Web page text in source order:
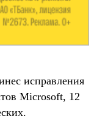
исправления
Microsoft, 12